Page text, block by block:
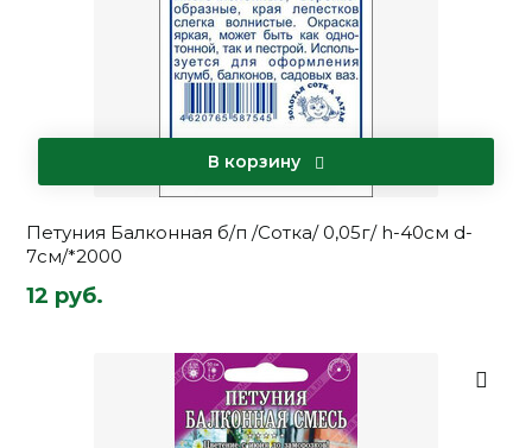
В корзину
Петуния Балконная б/п /Сотка/ 0,05г/ h-40см d-
7см/*2000
12 руб.